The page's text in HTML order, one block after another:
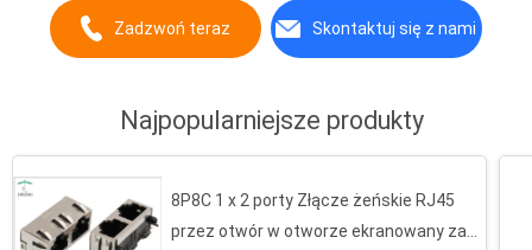
Zadzwoń teraz Skontaktuj się z nami
Najpopularniejsze produkty
8P8C 1 x 2 porty Złącze żeńskie RJ45
przez otwór w otworze ekranowany za